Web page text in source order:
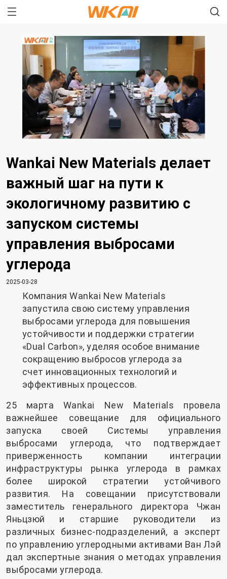
Wankai New Materials делает
важный шаг на пути к
экологичному развитию с
запуском системы
управления выбросами
углерода
2025-03-28
Компания Wankai New Materials
запустила свою систему управления
выбросами углерода для повышения
устойчивости и поддержки стратегии
«Dual Carbon», уделяя особое внимание
сокращению выбросов углерода за
счет инновационных технологий и
эффективных процессов.
25 марта Wankai New Materials провела
важнейшее совещание для официального
запуска своей Системы управления
выбросами углерода, что подтверждает
приверженность компании интеграции
инфраструктуры рынка углерода в рамках
более широкой стратегии устойчивого
развития. На совещании присутствовали
заместитель генерального директора Чжан
Яньцзюй и старшие руководители из
различных бизнес-подразделений, а эксперт
по управлению углеродными активами Ван Лэй
дал экспертные знания о методах управления
выбросами углерода.